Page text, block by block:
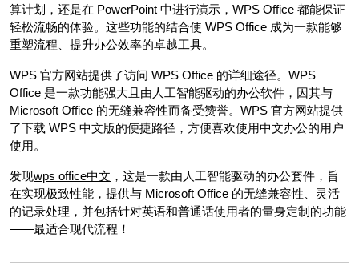
算计划，还是在 PowerPoint 中进行演示，WPS Office 都能保证
轻松流畅的体验。这些功能的结合使 WPS Office 成为一款能够
重塑流程、提升办公效率的卓越工具。
WPS 官方网站提供了访问 WPS Office 的详细途径。WPS
Office 是一款功能强大且由人工智能驱动的办公软件，因其与
Microsoft Office 的无缝兼容性而备受赞誉。WPS 官方网站提供
了下载 WPS 中文版的便捷路径，方便喜欢使用中文办公的用户
使用。
发现wps office中文 ，这是一款由人工智能驱动的办公套件，旨
在实现极致性能，提供与 Microsoft Office 的无缝兼容性、灵活
的记录处理，并包括针对英语和普通话使用者的量身定制的功能
——最适合现代流程！